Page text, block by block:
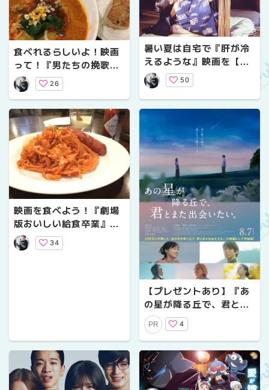
食べれるらしいよ！映画
って！『男たちの挽歌4K
リマスター』と『はるの
そら 坦々麺 小籠包
大根餅 豚肉蒸し』
26
暑い夏は自宅で『肝が冷
えるような』映画を【ツ
ィゴイネルワイゼン】
50
映画を食べよう！『劇場
版おいしい給食卒業』と
『ZAZIのナポリタン』
34
【プレゼントあり】『あ
の星が降る丘で、君とま
た出会いたい。』公開記
念プレゼントキャンペー
ン〜『あの花が咲く丘
で、君とまた出会えた
ら。』の続編にして完結
編
PR 4